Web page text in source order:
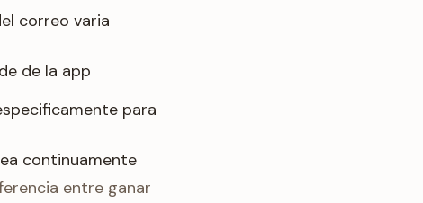
correo varia
de la app
para
continuamente
entre ganar